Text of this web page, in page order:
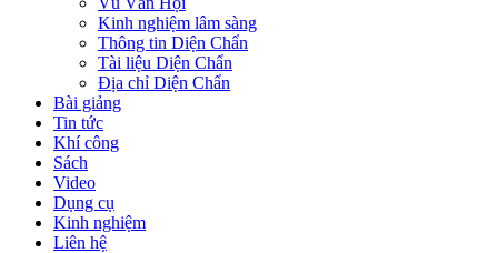
Kinh nghiệm lâm sàng
Thông tin Diện Chẩn
Tài liệu Diện Chẩn
Địa chỉ Diện Chẩn
Bài giảng
Tin tức
Khí công
Sách
Video
Dụng cụ
Kinh nghiệm
Liên hệ